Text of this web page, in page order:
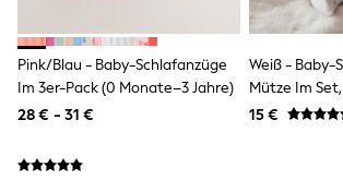
Shop All
Disney
Marvel
Paw Patrol
Peppa Pig
Pink/Blau - Baby-Schlafanzüge
Im 3er-Pack (0 Monate–3 Jahre)
28 € - 31 €
Weiß - Baby-
Mütze Im
9 M.)
15 €